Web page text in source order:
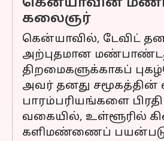
கென்யாவின்
கலைஞர்
கென்யாவில், டேவிட்
அற்புதமான
திறமைகளுக்காகப்
அவர் தனது
பாரம்பரியங்களை
வகையில், உள்ளூரில்
களிமண்ணைப்